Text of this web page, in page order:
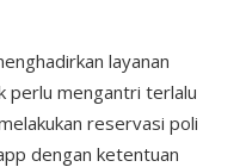
layanan
perlu mengantri terlalu
reservasi poli
dengan ketentuan